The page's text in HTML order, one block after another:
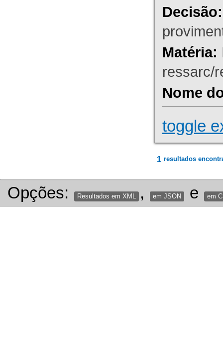
Decisão:
Matéria:
ressarc/
Nome
toggle
1 resultados
Opções: Resultados em XML , em JSON e em